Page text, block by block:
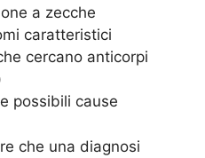
a zecche
caratteristici
cercano anticorpi
possibili cause
che una diagnosi